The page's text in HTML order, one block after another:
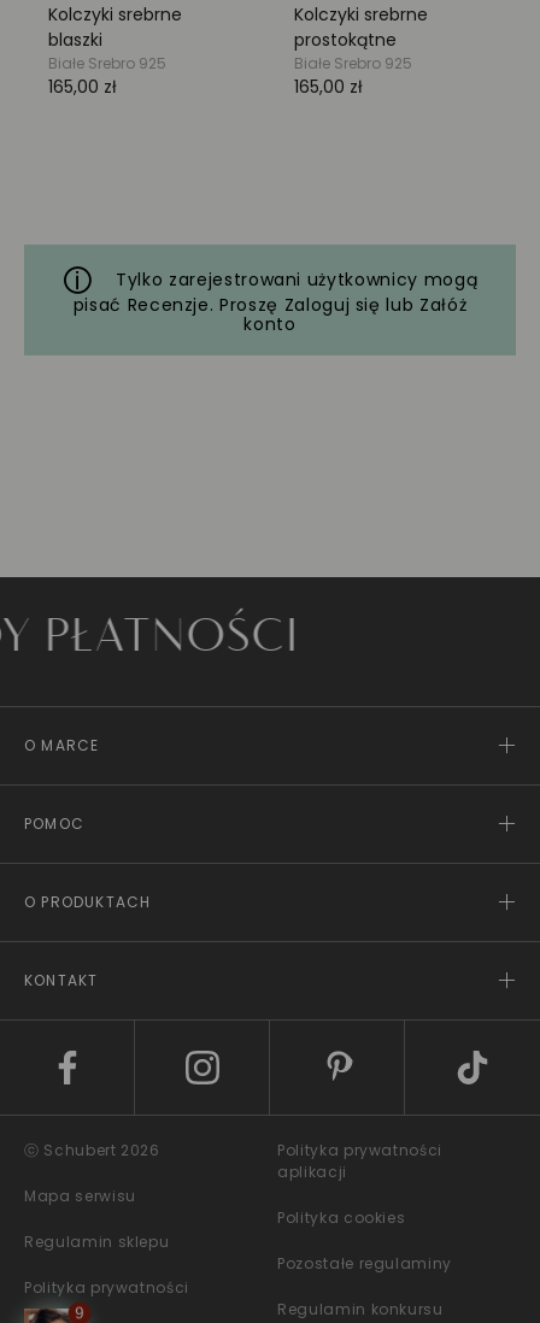
Tylko zarejestrowani użytkownicy mogą
pisać Recenzje. Proszę Zaloguj się lub Załóż
konto
O MARCE
POMOC
O PRODUKTACH
KONTAKT
ⓒ Schubert 2026
Mapa serwisu
Regulamin sklepu
Polityka prywatności
Polityka prywatności
aplikacji
Polityka cookies
Pozostałe regulaminy
Regulamin konkursu